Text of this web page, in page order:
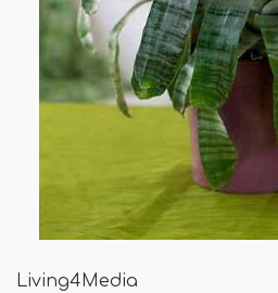
Living4Media